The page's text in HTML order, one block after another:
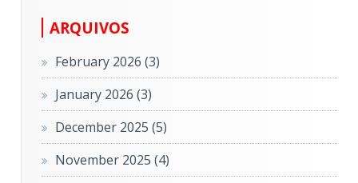
ARQUIVOS
February 2026(3)
January 2026(3)
December 2025(5)
November 2025(4)